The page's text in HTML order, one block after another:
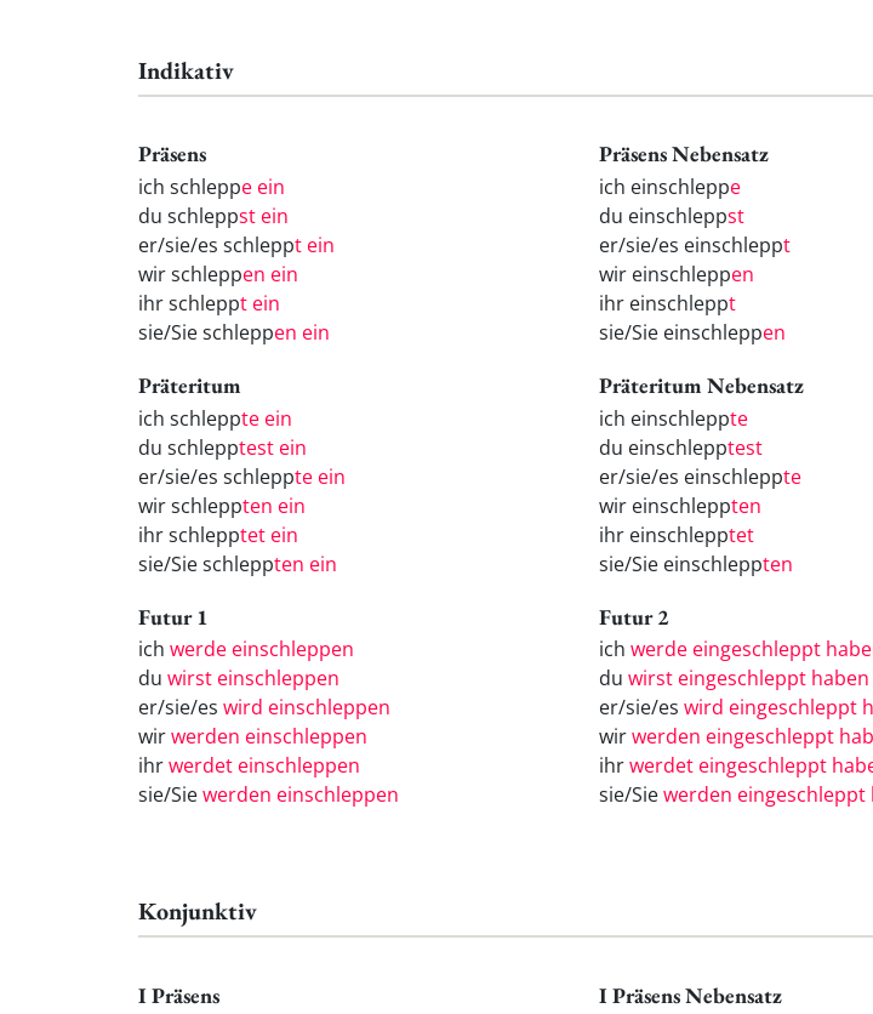
Indikativ
Präsens
ich schleppe ein
du schleppst ein
er/sie/es schleppt ein
wir schleppen ein
ihr schleppt ein
sie/Sie schleppen ein
Präsens Nebensatz
ich einschleppe
du einschleppst
er/sie/es einschleppt
wir einschleppen
ihr einschleppt
sie/Sie einschleppen
Präteritum
ich schleppte ein
du schlepptest ein
er/sie/es schleppte ein
wir schleppten ein
ihr schlepptet ein
sie/Sie schleppten ein
Präteritum Nebensatz
ich einschleppte
du einschlepptest
er/sie/es einschleppte
wir einschleppten
ihr einschlepptet
sie/Sie einschleppten
Futur 1
ich werde einschleppen
du wirst einschleppen
er/sie/es wird einschleppen
wirwerden einschleppen
ihrwerdet einschleppen
sie/Siewerden einschleppen
Futur 2
ich werde eingeschleppt
du wirst eingeschleppt haben
er/sie/es wird eingeschleppt
wirwerden eingeschleppt
ihrwerdet eingeschleppt
sie/Siewerden eingeschleppt
Konjunktiv
I Präsens I Präsens Nebensatz